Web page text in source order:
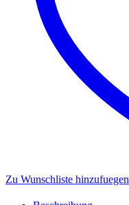
Zu Wunschliste hinzufuegen